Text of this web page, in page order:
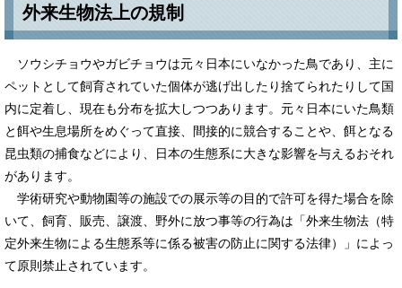
外来生物法上の規制
ソウシチョウやガビチョウは元々日本にいなかった鳥であり、主に
ペットとして飼育されていた個体が逃げ出したり捨てられたりして国
内に定着し、現在も分布を拡大しつつあります。元々日本にいた鳥類
と餌や生息場所をめぐって直接、間接的に競合することや、餌となる
昆虫類の捕食などにより、日本の生態系に大きな影響を与えるおそれ
があります。
学術研究や動物園等の施設での展示等の目的で許可を得た場合を除
いて、飼育、販売、譲渡、野外に放つ事等の行為は「外来生物法（特
定外来生物による生態系等に係る被害の防止に関する法律）」によっ
て原則禁止されています。